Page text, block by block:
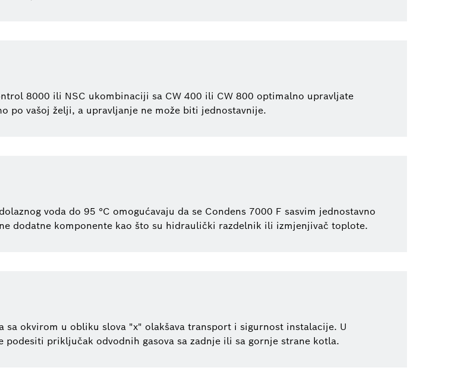
8000 ili NSC ukombinaciji sa CW 400 ili CW 800 optimalno upravljate
po vašoj želji, a upravljanje ne može biti jednostavnije.
voda do 95 °C omogućavaju da se Condens 7000 F sasvim jednostavno
dodatne komponente kao što su hidraulički razdelnik ili izmjenjivač toplote.
sa okvirom u obliku slova "x" olakšava transport i sigurnost instalacije. U
priključak odvodnih gasova sa zadnje ili sa gornje strane kotla.